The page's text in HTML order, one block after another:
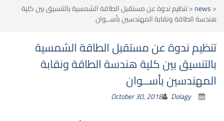
<
news
<تنظيم ندوة عن مستقبل الطاقة الشمسية بالتنسيق بين كلية
هندسة الطاقة ونقابة المهندسين بأســوان
تنظيم ندوة عن مستقبل الطاقة الشمسية
بالتنسيق بين كلية هندسة الطاقة ونقابة
المهندسين بأســوان
October 30, 2018 Dolagy